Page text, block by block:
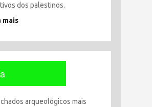
dos palestinos.
mais
arqueológicos mais